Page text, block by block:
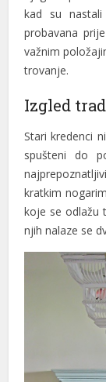
panel
panel
panel
panel
panel
panel
satın al
satın al
panel
panel
kad su
probavana
važnim
trovanje.
Izgled
Stari kredenci
spušteni do
kratkim
koje se odlažu
njih nalaze se